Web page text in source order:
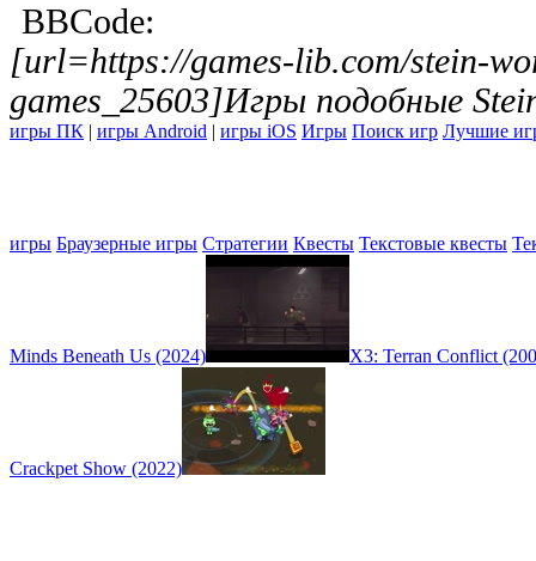
BBCode:
[url=https://games-lib.com/stein-
games_25603]Игры подобные
игры ПК | игры Android | игры iOS Игры Поиск игр Лучшие
игры Браузерные игры Стратегии Квесты Текстовые квесты
Minds Beneath Us (2024) X3: Terran Conflict
Crackpet Show (2022)